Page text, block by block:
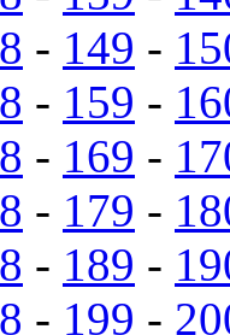
- 149 -
- 159 -
- 169 -
- 179 -
- 189 -
- 199 -